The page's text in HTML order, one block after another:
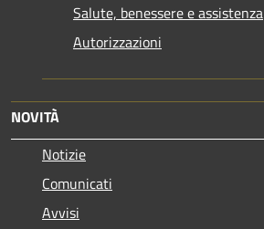
Salute, benessere e assistenza
Autorizzazioni
NOVITÀ
Notizie
Comunicati
Avvisi